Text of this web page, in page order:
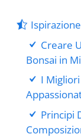
Creare
Bonsai in
I
Principi